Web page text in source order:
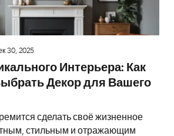
30, 2025
Интерьера: Как
Декор для Вашего
сделать своё жизненное
стильным и отражающим